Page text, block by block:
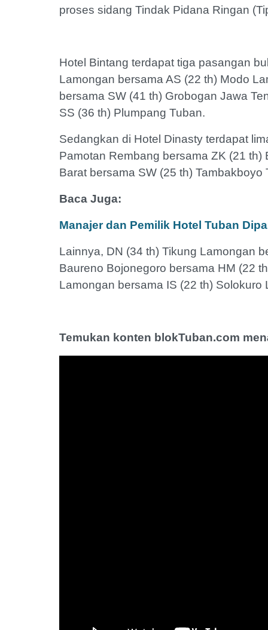
proses sidang Tindak Pidana Ringan
Hotel Bintang terdapat tiga pasangan
Lamongan bersama AS (22 th) Modo
bersama SW (41 th) Grobogan Jawa
SS (36 th) Plumpang Tuban.
Sedangkan di Hotel Dinasty terdapat
Pamotan Rembang bersama ZK (21
Barat bersama SW (25 th) Tambakboyo
Baca Juga:
Manajer dan Pemilik Hotel Tuban
Lainnya, DN (34 th) Tikung Lamongan
Baureno Bojonegoro bersama HM (22
Lamongan bersama IS (22 th) Solokuro
Temukan konten blokTuban.com